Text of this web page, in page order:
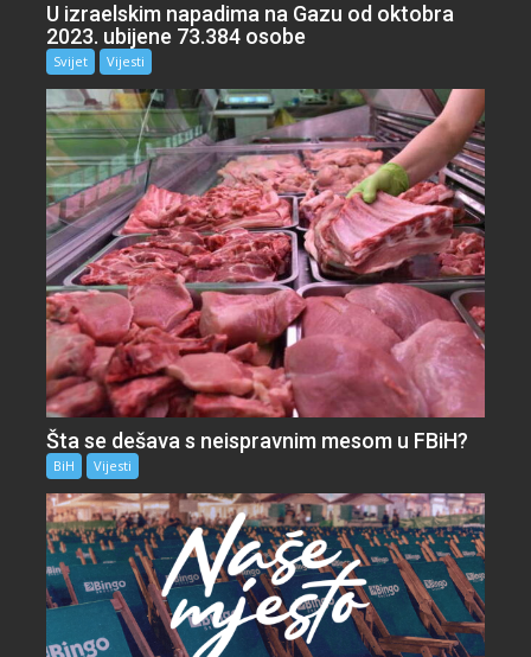
U izraelskim napadima na Gazu od oktobra
2023. ubijene 73.384 osobe
Svijet Vijesti
Šta se dešava s neispravnim mesom u FBiH?
BiH Vijesti